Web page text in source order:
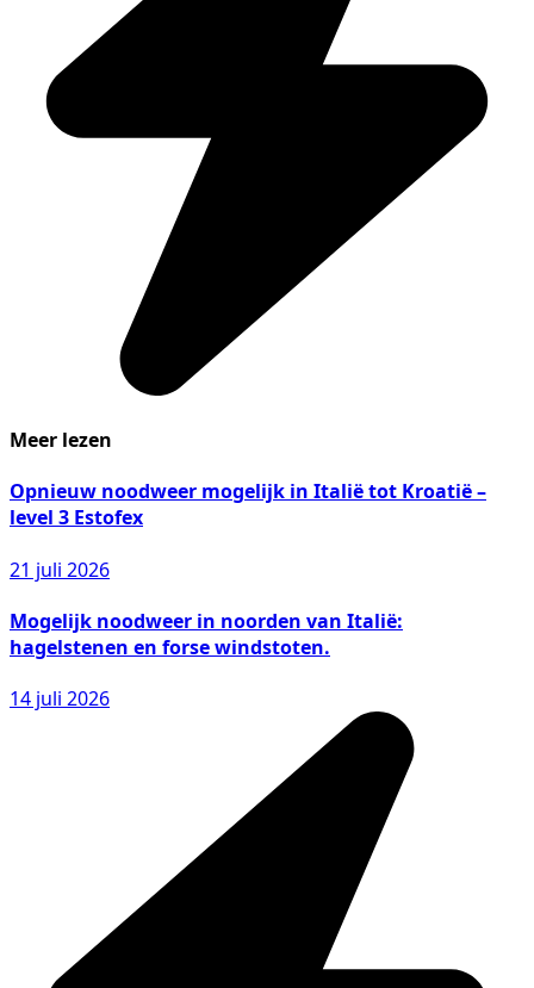
Meer lezen
Opnieuw noodweer mogelijk in Italië tot Kroatië –
level 3 Estofex
21 juli 2026
Mogelijk noodweer in noorden van Italië:
hagelstenen en forse windstoten.
14 juli 2026